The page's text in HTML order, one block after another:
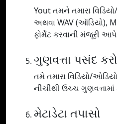
Yout તમને તમારા
અથવા WAV (ઑડિયો),
ફોર્મેટ કરવાની મંજૂરી
ગુણવત્તા પસંદ કરો
તમે તમારા વિડિયો/
નીચીથી ઉચ્ચ ગુણવત્તામાં
મેટાડેટા તપાસો